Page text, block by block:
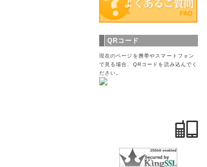
QRコード
現在のページを携帯やスマートフォン
で見る場合、QRコードを読み込んでく
ださい。